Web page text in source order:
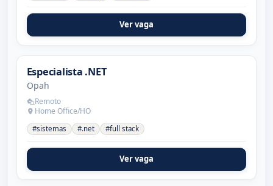
Ver vaga
Especialista .NET
Opah
Remoto
Home Office/HO
#sistemas #.net #full stack
Ver vaga